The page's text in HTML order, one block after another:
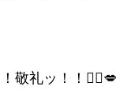
敬礼ッ！！👮‍♀️💋